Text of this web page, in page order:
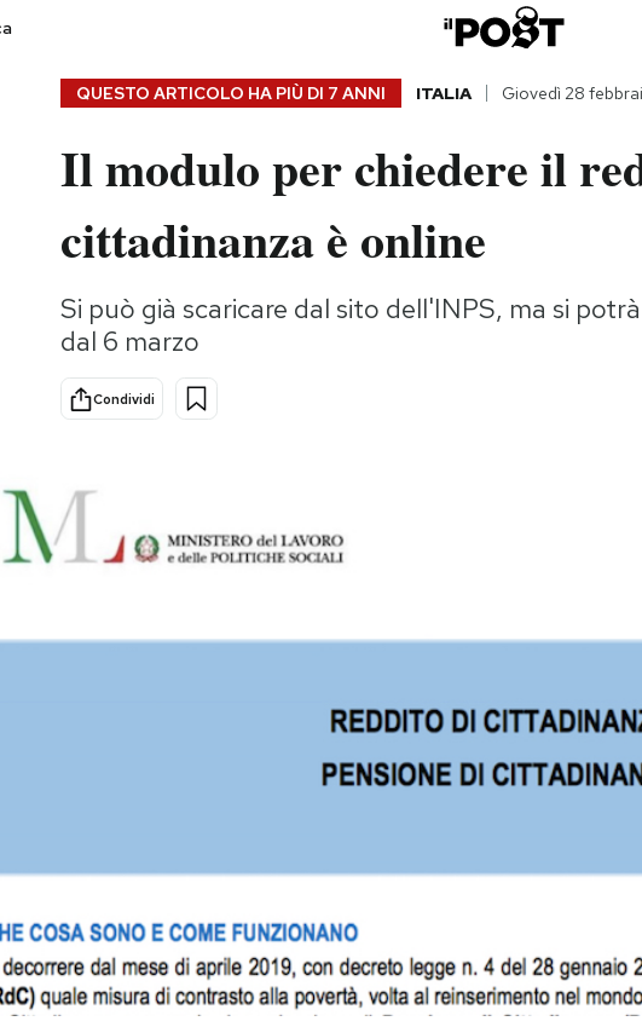
Storie/Idee
Ok Boomer!
QUESTO ARTICOLO HA PIÙ DI 7 ANNI ITALIA Giovedì 28
Il modulo per chiedere il
cittadinanza è online
Si può già scaricare dal sito dell'INPS, ma si
dal 6 marzo
Condividi